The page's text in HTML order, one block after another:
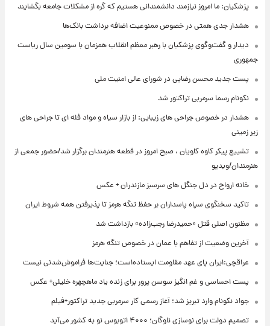
پزشکیان: ما امروز نیازمند دانشمندانی هستیم که گره از مشکلات جامعه بگشایند
هشدار جدی همتی در خصوص ممنوعیت اضافه ‌برداشت بانک‌ها
دیدار و گفت‌وگوی پزشکیان با رهبر معظم انقلاب همزمان با سومین سال ریاست
جمهوری
پست جدید محسن رضایی در شورای عالی امنیت ملی
نکونام رسما سرمربی تراکتور شد
هشدار در خصوص جراحی های زیبایی: از بازار سیاه و مواد فله ای تا جراحی های
زیر زمینی
تشییع پیکر کاوه کاویان ، صبح امروز در قطعه هنرمندان برگزار شد/حضور جمعی از
هنرمندان/ویدیو
خانه ارواح در دل جنگل های سرسبز مازندران + عکس
تاکید سخنگوی سپاه پاسداران بر حفظ تنگه هرمز تا پذیرفتن همه شروط ایران
مظنون اصلی قتل «حمیدرضا رجب‌زاده» بازداشت شد
آخرین وضعیت از تفاهم با عمان در خصوص تنگه هرمز
عراقچی:ایران پای عهد مقاومت ایستاده‌است؛ جنایت‌ها فراموش‌شدنی نیست
پست احساسی و غم انگیز سوسن پرور برای زنده یاد ماهچهره خلیلی+ عکس
جواد نکونام وارد تبریز شد؛ آغاز رسمی کار سرمربی جدید تراکتور+فیلم
تصمیم دولت برای نوسازی ناوگان؛ ۴۰۰۰ اتوبوس نو به کشور می‌آید